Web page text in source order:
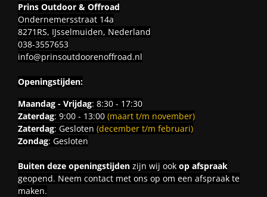
Prins Outdoor & Offroad
Ondernemersstraat 14a
8271RS, IJsselmuiden, Nederland
038-3557653
info@prinsoutdoorenoffroad.nl
Openingstijden:
Maandag - Vrijdag: 8:30 - 17:30
Zaterdag: 9:00 - 13:00 (maart t/m november)
Zaterdag: Gesloten (december t/m februari)
Zondag: Gesloten
Buiten deze openingstijdenzijn wij ook op afspraak
geopend. Neem contact met ons op om een afspraak te
maken.